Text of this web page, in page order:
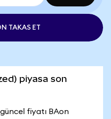
TAKAS ET
piyasa son
fiyatı BAon